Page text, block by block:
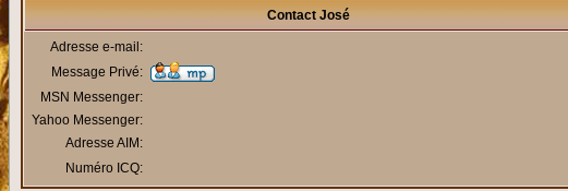
Contact José
Adresse e-mail:
Message Privé:
MSN Messenger:
Yahoo Messenger:
Adresse AIM:
Numéro ICQ: